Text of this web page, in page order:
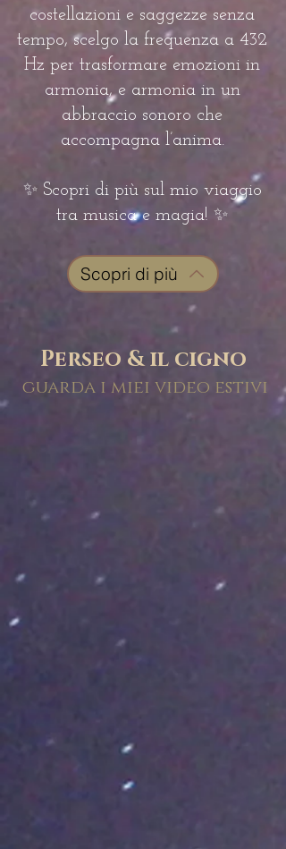
costellazioni e saggezze senza
tempo, scelgo la frequenza a 432
Hz per trasformare emozioni in
armonia, e armonia in un
abbraccio sonoro che
accompagna l’anima.
✨ Scopri di più sul mio viaggio
tra musica e magia! ✨
Scopri di più
Perseo & il cigno
guarda i miei video estivi